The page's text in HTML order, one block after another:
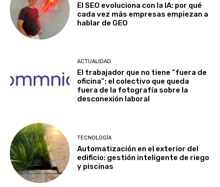
El SEO evoluciona con la IA: por qué
cada vez más empresas empiezan a
hablar de GEO
ACTUALIDAD
El trabajador que no tiene “fuera de
oficina”: el colectivo que queda
fuera de la fotografía sobre la
desconexión laboral
TECNOLOGÍA
Automatización en el exterior del
edificio: gestión inteligente de riego
y piscinas